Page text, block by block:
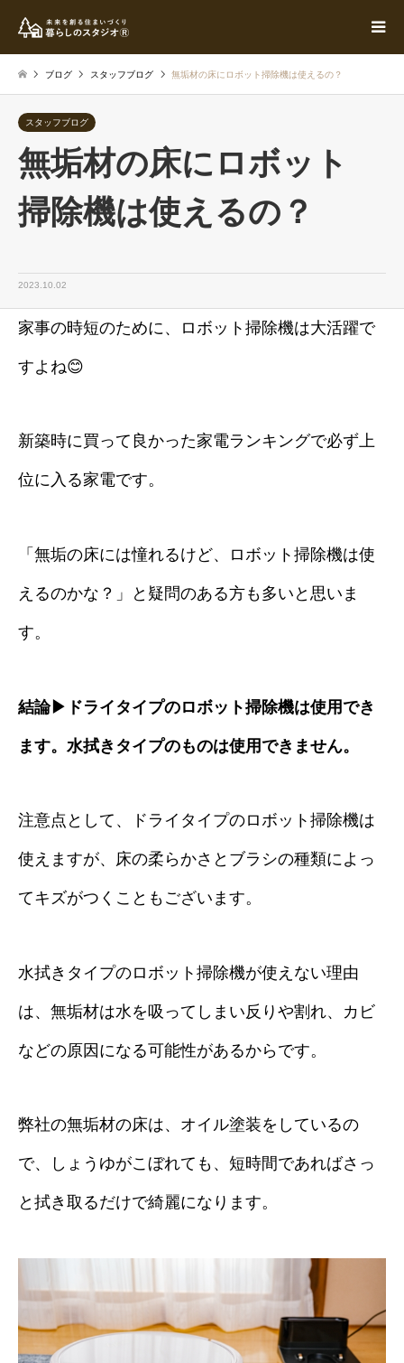
ブログ スタッフブログ 無垢材の床にロボット掃除機は使えるの？
スタッフブログ
無垢材の床にロボット
掃除機は使えるの？
2023.10.02
家事の時短のために、ロボット掃除機は大活躍で
すよね😊
新築時に買って良かった家電ランキングで必ず上
位に入る家電です。
「無垢の床には憧れるけど、ロボット掃除機は使
えるのかな？」と疑問のある方も多いと思いま
す。
結論▶ドライタイプのロボット掃除機は使用でき
ます。水拭きタイプのものは使用できません。
注意点として、ドライタイプのロボット掃除機は
使えますが、床の柔らかさとブラシの種類によっ
てキズがつくこともございます。
水拭きタイプのロボット掃除機が使えない理由
は、無垢材は水を吸ってしまい反りや割れ、カビ
などの原因になる可能性があるからです。
弊社の無垢材の床は、オイル塗装をしているの
で、しょうゆがこぼれても、短時間であればさっ
と拭き取るだけで綺麗になります。